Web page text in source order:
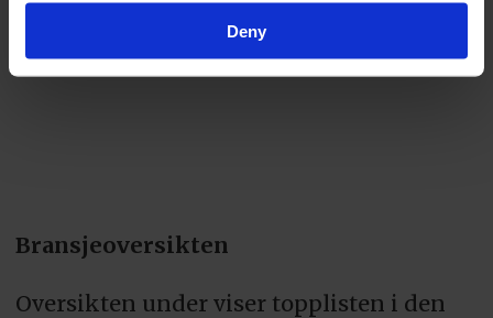
Deny
Bransjeoversikten
Oversikten under viser topplisten i den